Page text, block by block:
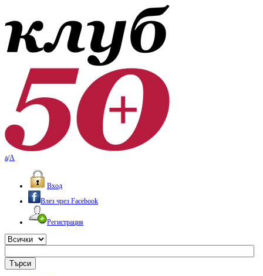
a/A
Вход
Влез чрез Facebook
Регистрация